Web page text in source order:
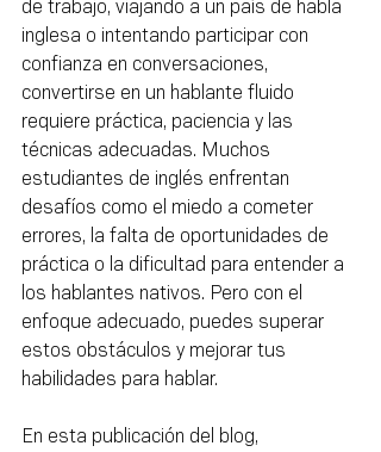
de trabajo, viajando a un país de habla
inglesa o intentando participar con
confianza en conversaciones,
convertirse en un hablante fluido
requiere práctica, paciencia y las
técnicas adecuadas. Muchos
estudiantes de inglés enfrentan
desafíos como el miedo a cometer
errores, la falta de oportunidades de
práctica o la dificultad para entender a
los hablantes nativos. Pero con el
enfoque adecuado, puedes superar
estos obstáculos y mejorar tus
habilidades para hablar.
En esta publicación del blog,